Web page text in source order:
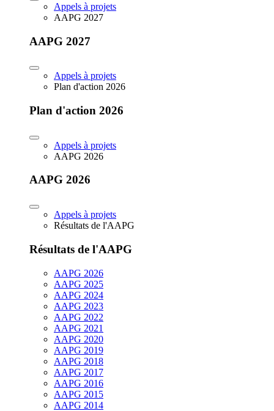
Appels à projets
AAPG 2027
AAPG 2027
Appels à projets
Plan d'action 2026
Plan d'action 2026
Appels à projets
AAPG 2026
AAPG 2026
Appels à projets
Résultats de l'AAPG
Résultats de l'AAPG
AAPG 2026
AAPG 2025
AAPG 2024
AAPG 2023
AAPG 2022
AAPG 2021
AAPG 2020
AAPG 2019
AAPG 2018
AAPG 2017
AAPG 2016
AAPG 2015
AAPG 2014